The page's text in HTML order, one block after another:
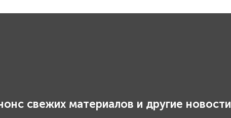
свежих материалов и другие новости